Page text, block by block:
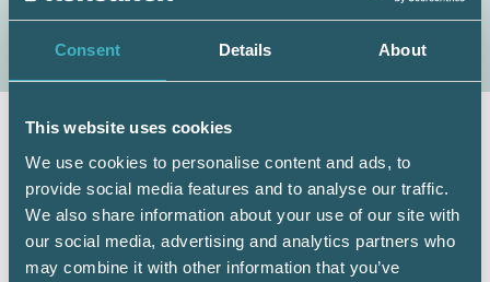
Consent Details About
This website uses cookies
We use cookies to personalise content and ads, to
provide social media features and to analyse our traffic.
We also share information about your use of our site with
our social media, advertising and analytics partners who
may combine it with other information that you’ve
Leif Hagström
Skattejurist, Srf konsulterna